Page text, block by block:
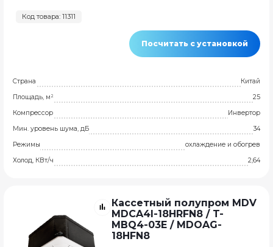
Код товара: 11311
Посчитать с установкой
Страна
Китай
Площадь, м²
25
Компрессор
Инвертор
Мин. уровень шума, дБ
34
Режимы
охлаждение и обогрев
Холод, КВт/ч
2,64
Кассетный полупром MDV
MDCA4I-18HRFN8 / T-
MBQ4-03E / MDOAG-
18HFN8